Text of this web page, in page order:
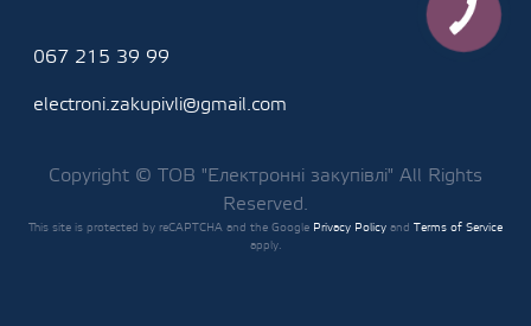
067 215 39 99
electroni.zakupivli@gmail.com
Copyright © ТОВ "Електронні закупівлі" All Rights
Reserved.
This site is protected by reCAPTCHA and the Google Privacy Policy and Terms of Service
apply.